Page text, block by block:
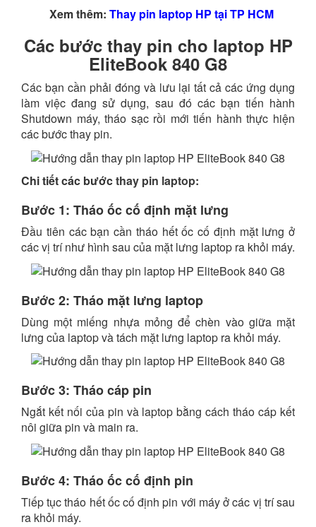
Xem thêm: Thay pin laptop HP tại TP HCM
Các bước thay pin cho laptop HP
EliteBook 840 G8
Các bạn cần phải đóng và lưu lại tất cả các ứng dụng
làm việc đang sử dụng, sau đó các bạn tiến hành
Shutdown máy, tháo sạc rồi mới tiến hành thực hiện
các bước thay pin.
Chi tiết các bướcthay pin laptop:
Bước 1: Tháo ốc cố định mặt lưng
Đầu tiên các bạn cần tháo hết ốc cố định mặt lưng ở
các vị trí như hình sau của mặt lưng laptop ra khỏi máy.
Bước 2: Tháo mặt lưng laptop
Dùng một miếng nhựa mỏng để chèn vào giữa mặt
lưng của laptop và tách mặt lưng laptop ra khỏi máy.
Bước 3: Tháo cáp pin
Ngắt kết nối của pin và laptop bằng cách tháo cáp kết
nôi giữa pin và main ra.
Bước 4: Tháo ốc cố định pin
Tiếp tục tháo hết ốc cố định pin với máy ở các vị trí sau
ra khỏi máy.